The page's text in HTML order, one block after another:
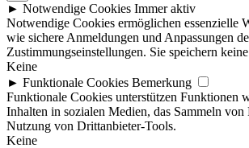
► Notwendige Cookies Immer aktiv
Notwendige Cookies ermöglichen essenzielle
wie sichere Anmeldungen und Anpassungen
Zustimmungseinstellungen. Sie speichern
Keine
► Funktionale Cookies Bemerkung
Funktionale Cookies unterstützen Funktionen
Inhalten in sozialen Medien, das Sammeln von
Nutzung von Drittanbieter-Tools.
Keine